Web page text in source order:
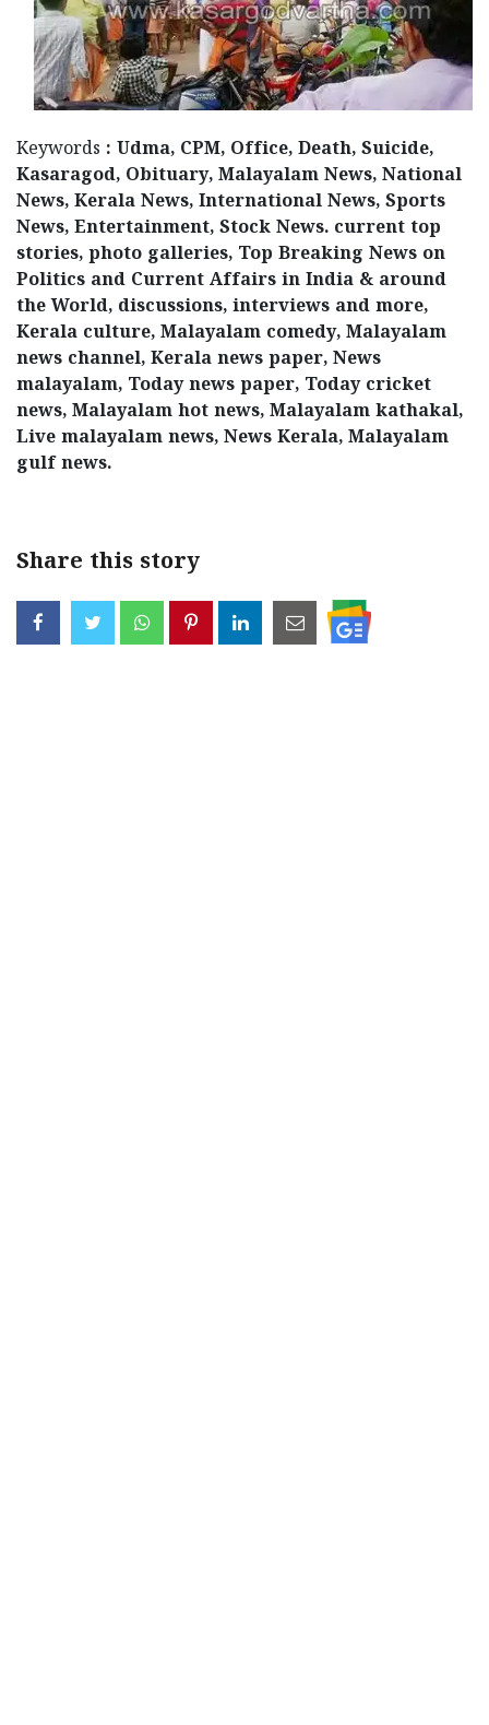
Keywords : Udma, CPM, Office, Death, Suicide,
Kasaragod, Obituary, Malayalam News, National
News, Kerala News, International News, Sports
News, Entertainment, Stock News. current top
stories, photo galleries, Top Breaking News on
Politics and Current Affairs in India & around
the World, discussions, interviews and more,
Kerala culture, Malayalam comedy, Malayalam
news channel, Kerala news paper, News
malayalam, Today news paper, Today cricket
news, Malayalam hot news, Malayalam kathakal,
Live malayalam news, News Kerala, Malayalam
gulf news.
Share this story